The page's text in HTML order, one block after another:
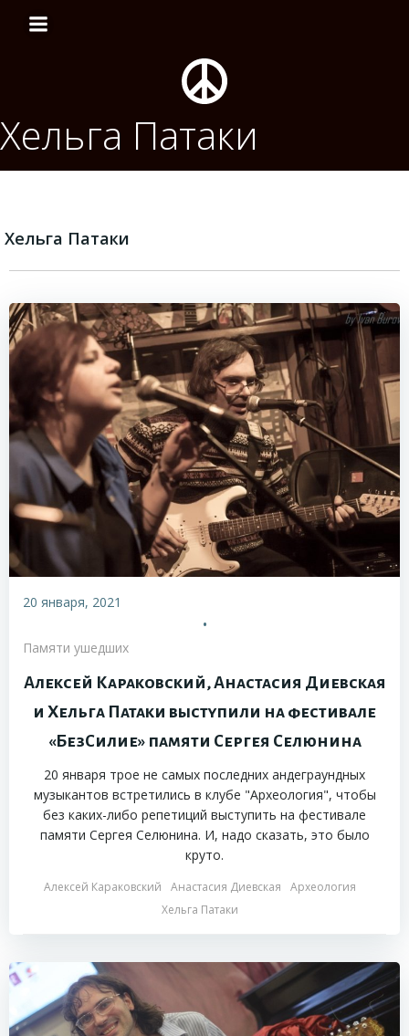
содержимому
Хельга Патаки
Хельга Патаки
20 января, 2021
•
Памяти ушедших
Алексей Караковский, Анастасия Диевская
и Хельга Патаки выступили на фестивале
«БезСилие» памяти Сергея Селюнина
20 января трое не самых последних андеграундных
музыкантов встретились в клубе "Археология", чтобы
без каких-либо репетиций выступить на фестивале
памяти Сергея Селюнина. И, надо сказать, это было
круто.
Алексей Караковский Анастасия Диевская
Археология
Хельга Патаки